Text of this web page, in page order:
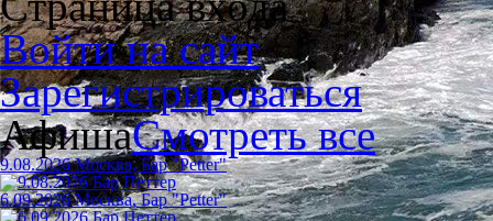
Войти на сайт
Зарегистрироваться
АфишаСмотреть все
9.08.2026 Москва, Бар "Petter"
6.09.2026 Москва, Бар "Petter"